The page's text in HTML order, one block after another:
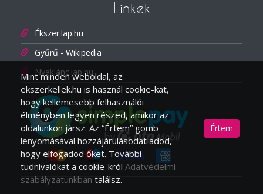
Linkek
Ékszer.lap.hu
Gyűrű - Wikipedia
Nyaklánc.lap.hu
Mint minden weboldal, az
ekszerkellek.hu is használ cookie-kat,
hogy kellemesebb felhasználói
élményben legyen részed, amikor az
oldalunkon jársz. Az “Értem” gomb
lenyomásával hozzájárulásodat adod,
hogy elfogadod őket. További
tudnivalókat a cookie-król Adatvédelmi
szabályzatunkban találsz.
Értem